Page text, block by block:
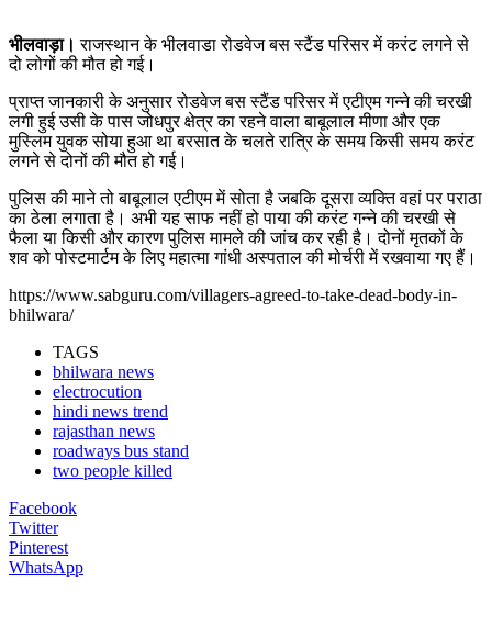
भीलवाड़ा। राजस्थान के भीलवाडा रोडवेज बस स्टैंड परिसर में करंट लगने से
दो लोगों की मौत हो गई।
प्राप्त जानकारी के अनुसार रोडवेज बस स्टैंड परिसर में एटीएम गन्ने की चरखी
लगी हुई उसी के पास जोधपुर क्षेत्र का रहने वाला बाबूलाल मीणा और एक
मुस्लिम युवक सोया हुआ था बरसात के चलते रात्रि के समय किसी समय करंट
लगने से दोनों की मौत हो गई।
पुलिस की माने तो बाबूलाल एटीएम में सोता है जबकि दूसरा व्यक्ति वहां पर पराठा
का ठेला लगाता है। अभी यह साफ नहीं हो पाया की करंट गन्ने की चरखी से
फैला या किसी और कारण पुलिस मामले की जांच कर रही है। दोनों मृतकों के
शव को पोस्टमार्टम के लिए महात्मा गांधी अस्पताल की मोर्चरी में रखवाया गए हैं।
https://www.sabguru.com/villagers-agreed-to-take-dead-body-in-
bhilwara/
TAGS
bhilwara news
electrocution
hindi news trend
rajasthan news
roadways bus stand
two people killed
Facebook
Twitter
Pinterest
WhatsApp